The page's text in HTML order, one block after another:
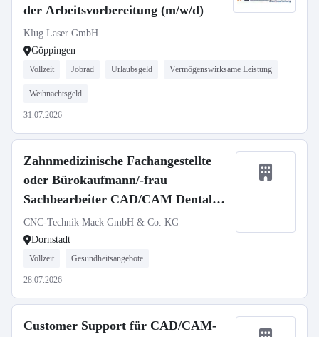
der Arbeitsvorbereitung (m/w/d)
Klug Laser GmbH
Göppingen
Vollzeit Jobrad Urlaubsgeld Vermögenswirksame Leistung
Weihnachtsgeld
31.07.2026
Zahnmedizinische Fachangestellte
oder Bürokaufmann/-frau
Sachbearbeiter CAD/CAM Dental
Fräszentrum (m/w/d)
CNC-Technik Mack GmbH & Co. KG
Dornstadt
Vollzeit Gesundheitsangebote
28.07.2026
Customer Support für CAD/CAM-